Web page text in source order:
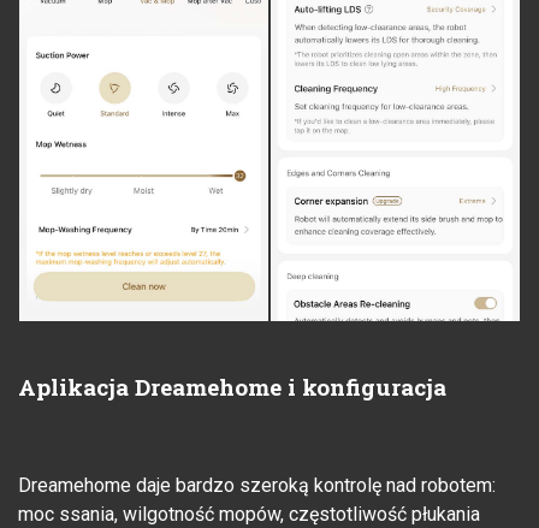
Aplikacja Dreamehome i konfiguracja
Dreamehome daje bardzo szeroką kontrolę nad robotem:
moc ssania, wilgotność mopów, częstotliwość płukania